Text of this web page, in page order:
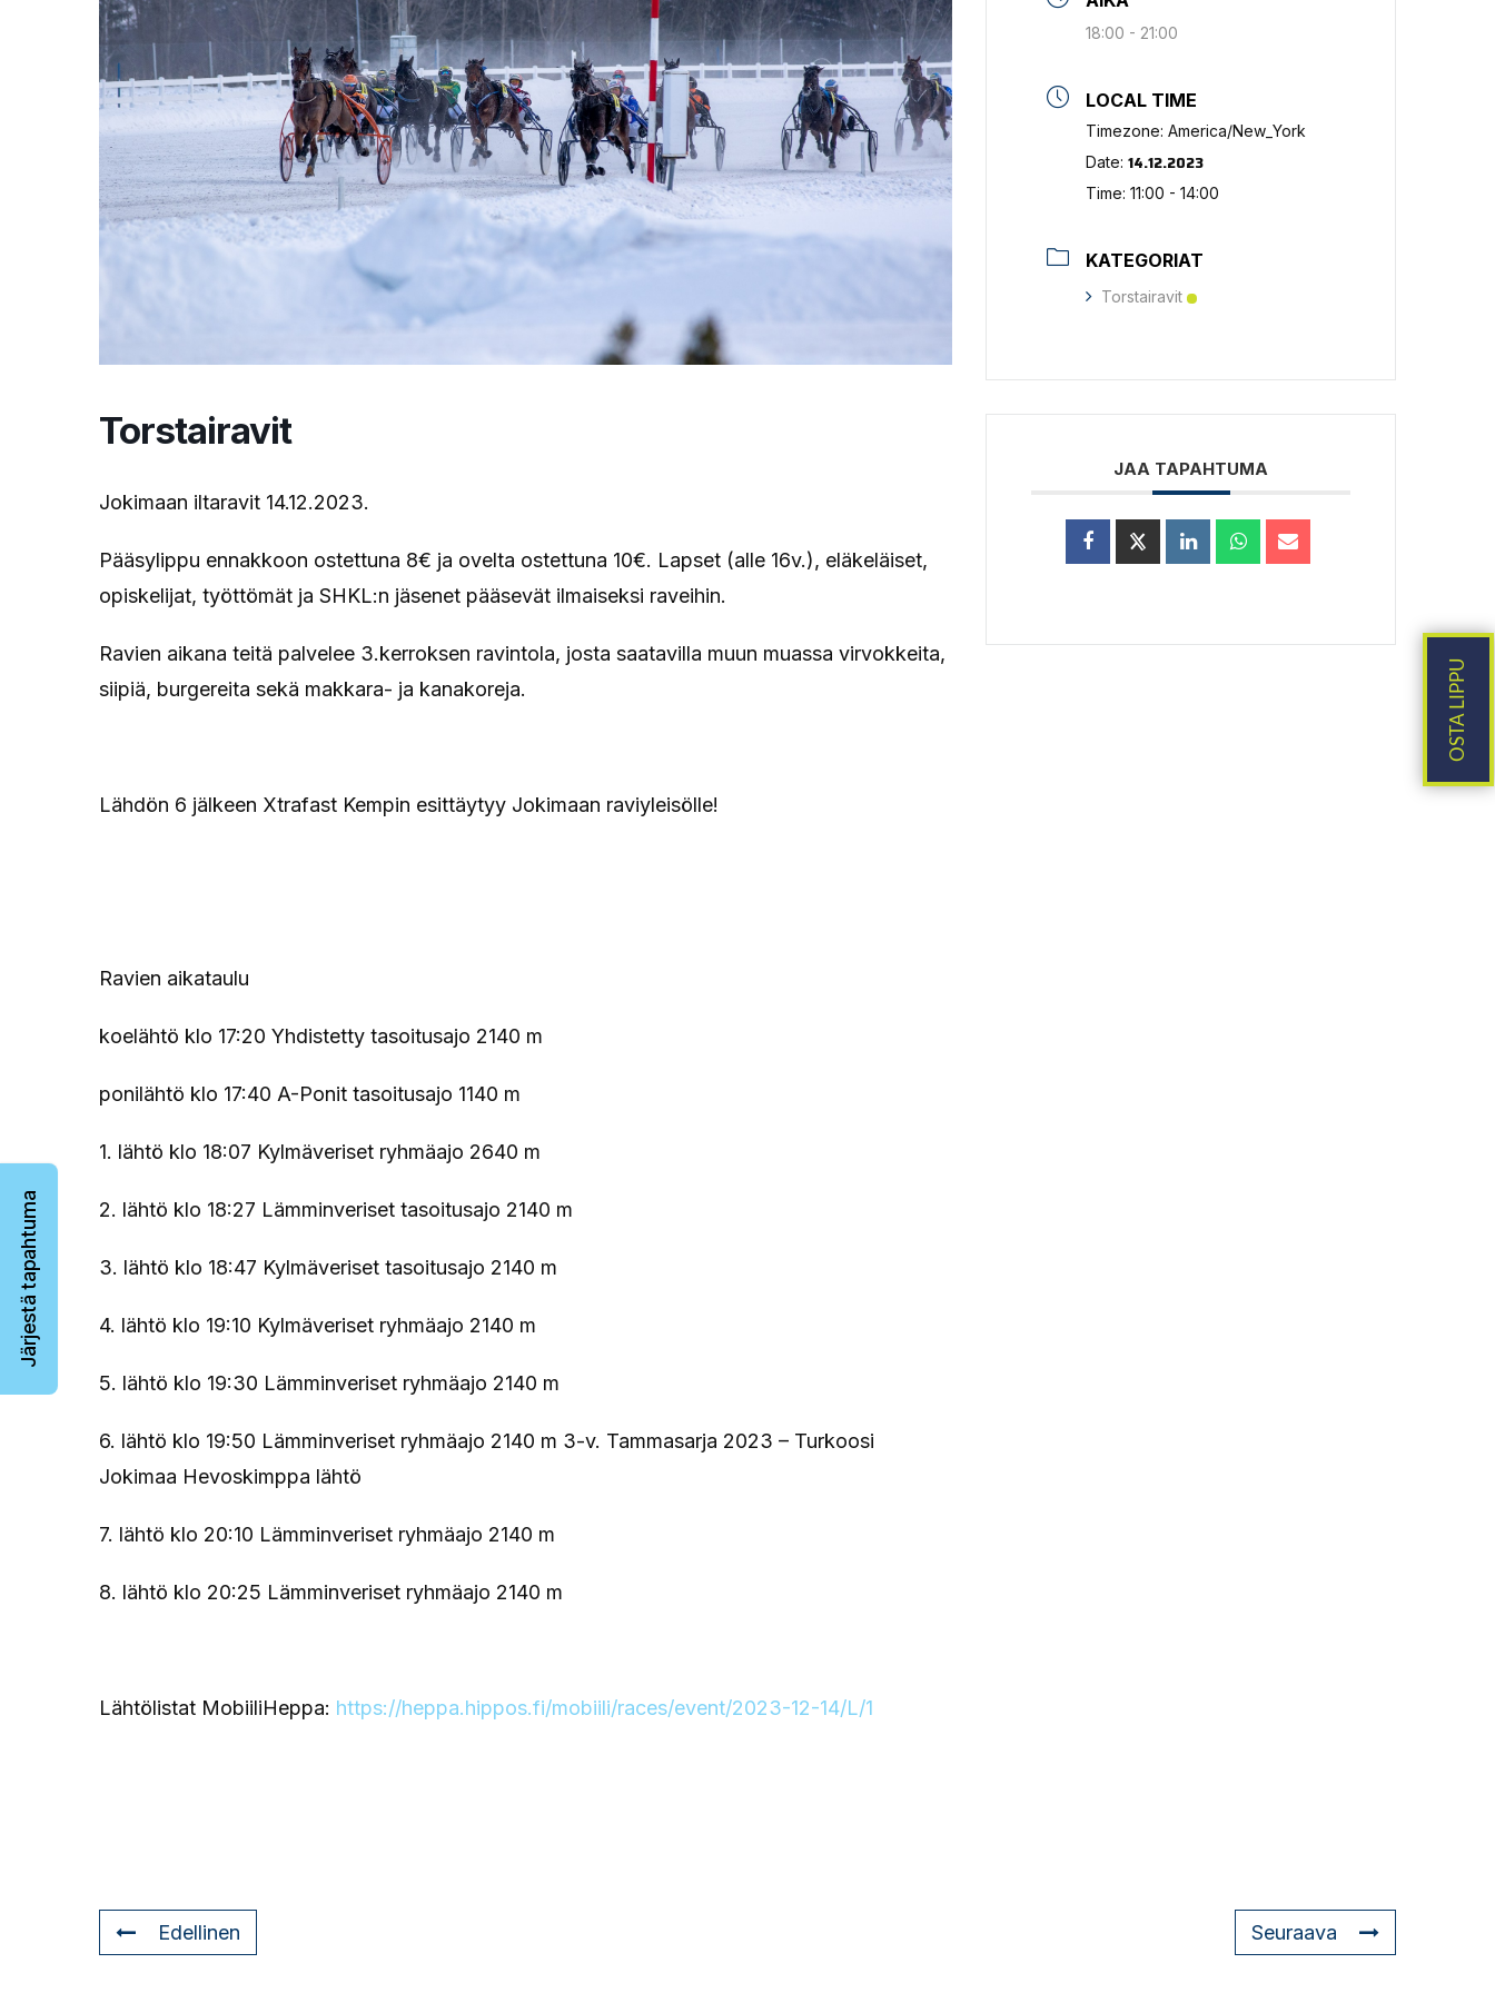
Torstairavit
Jokimaan iltaravit 14.12.2023.
Pääsylippu ennakkoon ostettuna 8€ ja ovelta ostettuna 10€. Lapset (alle 16v.), eläkeläiset,
opiskelijat, työttömät ja SHKL:n jäsenet pääsevät ilmaiseksi raveihin.
Ravien aikana teitä palvelee 3.kerroksen ravintola, josta saatavilla muun muassa virvokkeita,
siipiä, burgereita sekä makkara- ja kanakoreja.
Lähdön 6 jälkeen Xtrafast Kempin esittäytyy Jokimaan raviyleisölle!
Ravien aikataulu
koelähtö klo 17:20 Yhdistetty tasoitusajo 2140 m
ponilähtö klo 17:40 A-Ponit tasoitusajo 1140 m
1. lähtö klo 18:07 Kylmäveriset ryhmäajo 2640 m
2. lähtö klo 18:27 Lämminveriset tasoitusajo 2140 m
3. lähtö klo 18:47 Kylmäveriset tasoitusajo 2140 m
4. lähtö klo 19:10 Kylmäveriset ryhmäajo 2140 m
5. lähtö klo 19:30 Lämminveriset ryhmäajo 2140 m
6. lähtö klo 19:50 Lämminveriset ryhmäajo 2140 m 3-v. Tammasarja 2023 – Turkoosi
Jokimaa Hevoskimppa lähtö
7. lähtö klo 20:10 Lämminveriset ryhmäajo 2140 m
8. lähtö klo 20:25 Lämminveriset ryhmäajo 2140 m
Lähtölistat MobiiliHeppa: https://heppa.hippos.fi/mobiili/races/event/2023-12-14/L/1
18:00 - 21:00
LOCAL TIME
Timezone:America/New_York
Date:14.12.2023
Time:11:00 - 14:00
KATEGORIAT
Torstairavit
JAA TAPAHTUMA
Edellinen Seuraava
Järjestä tapahtuma